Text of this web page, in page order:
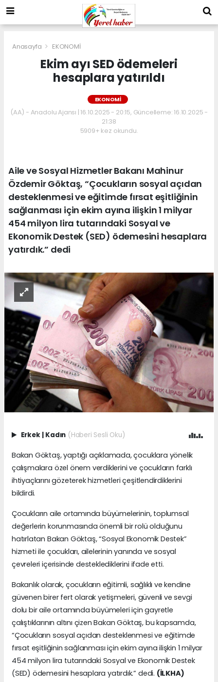
Anasayfa EKONOMİ
Ekim ayı SED ödemeleri
hesaplara yatırıldı
EKONOMİ
(AA) - Anadolu Ajansı | 16.10.2025 - 20:15, Güncelleme: 16.10.2025 -
21:38
5909+ kez okundu.
Aile ve Sosyal Hizmetler Bakanı Mahinur
Özdemir Göktaş, “Çocukların sosyal açıdan
desteklenmesi ve eğitimde fırsat eşitliğinin
sağlanması için ekim ayına ilişkin 1 milyar
454 milyon lira tutarındaki Sosyal ve
Ekonomik Destek (SED) ödemesini hesaplara
yatırdık.” dedi
Erkek | Kadın (Haberi Sesli Oku)
Bakan Göktaş, yaptığı açıklamada, çocuklara yönelik
çalışmalara özel önem verdiklerini ve çocukların farklı
ihtiyaçlarını gözeterek hizmetleri çeşitlendirdiklerini
bildirdi.
Çocukların aile ortamında büyümelerinin, toplumsal
değerlerin korunmasında önemli bir rolü olduğunu
hatırlatan Bakan Göktaş, “Sosyal Ekonomik Destek”
hizmeti ile çocukları, ailelerinin yanında ve sosyal
çevreleri içerisinde desteklediklerini ifade etti.
Bakanlık olarak, çocukların eğitimli, sağlıklı ve kendine
güvenen birer fert olarak yetişmeleri, güvenli ve sevgi
dolu bir aile ortamında büyümeleri için gayretle
çalıştıklarının altını çizen Bakan Göktaş, bu kapsamda,
“Çocukların sosyal açıdan desteklenmesi ve eğitimde
fırsat eşitliğinin sağlanması için ekim ayına ilişkin 1 milyar
454 milyon lira tutarındaki Sosyal ve Ekonomik Destek
(SED) ödemesini hesaplara yatırdık.” dedi. (İLKHA)